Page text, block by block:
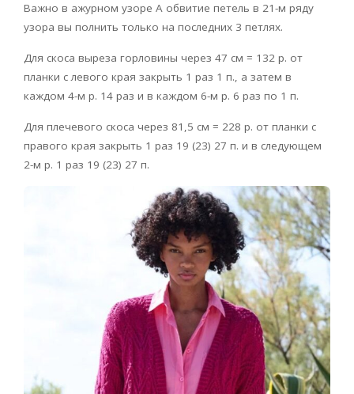
Важно в ажурном узоре А обвитие петель в 21-м ряду
узора вы полнить только на последних 3 петлях.
Для скоса выреза горловины через 47 см = 132 р. от
планки с левого края закрыть 1 раз 1 п., а затем в
каждом 4-м р. 14 раз и в каждом 6-м р. 6 раз по 1 п.
Для плечевого скоса через 81,5 см = 228 р. от планки с
правого края закрыть 1 раз 19 (23) 27 п. и в следующем
2-м р. 1 раз 19 (23) 27 п.